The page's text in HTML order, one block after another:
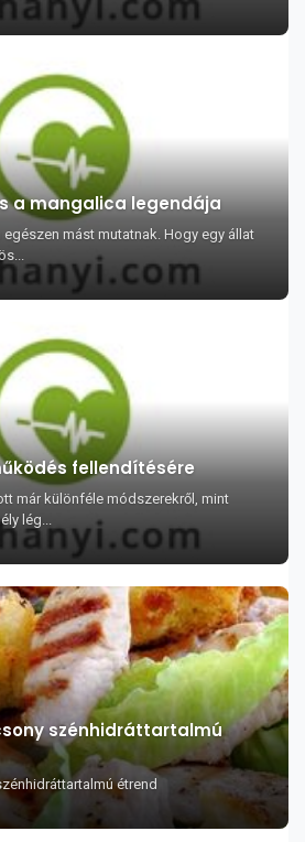
a mangalica legendája
mást mutatnak. Hogy egy állat
fellendítésére
már különféle módszerekről, mint
lég...
szénhidráttartalmú
étrend